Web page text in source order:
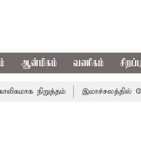
ஆன்மிகம் வணிகம்
நிறுத்தம் இமாச்சலத்தில்